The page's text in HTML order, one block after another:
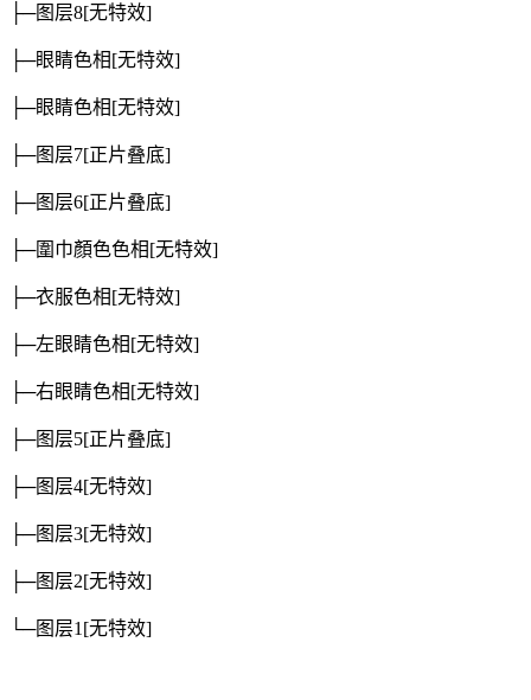
├─图层8[无特效]
├─眼睛色相[无特效]
├─眼睛色相[无特效]
├─图层7[正片叠底]
├─图层6[正片叠底]
├─圍巾顏色色相[无特效]
├─衣服色相[无特效]
├─左眼睛色相[无特效]
├─右眼睛色相[无特效]
├─图层5[正片叠底]
├─图层4[无特效]
├─图层3[无特效]
├─图层2[无特效]
└─图层1 [无特效]